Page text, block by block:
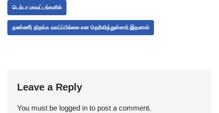
டெல்டா மாவட்டங்களில்
தண்ணீர் திறக்க வாய்ப்பில்லை என தெரிவித்துள்ளார்.இதனால்
Leave a Reply
You must be logged in to post a comment.